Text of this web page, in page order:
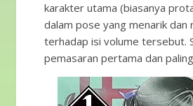
karakter utama (biasanya
dalam pose yang menarik
terhadap isi volume tersebut.
pemasaran pertama dan